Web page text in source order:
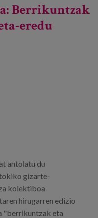
Berrikuntzak
eredu
antolatu du
gizarte-
kolektiboa
hirugarren edizio
"berrikuntzak eta